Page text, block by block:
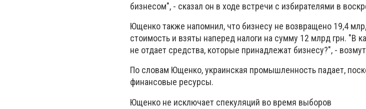
бизнесом", - сказал он в ходе встречи с избирателями в
Ющенко также напомнил, что бизнесу не возвращено 19,4
стоимость и взяты наперед налоги на сумму 12 млрд грн. "В
не отдает средства, которые принадлежат бизнесу?", -
По словам Ющенко, украинская промышленность падает,
финансовые ресурсы.
Ющенко не исключает спекуляций во время выборов